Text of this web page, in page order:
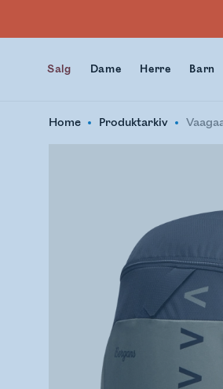
Salg Dame Herre Barn
Home Produktarkiv